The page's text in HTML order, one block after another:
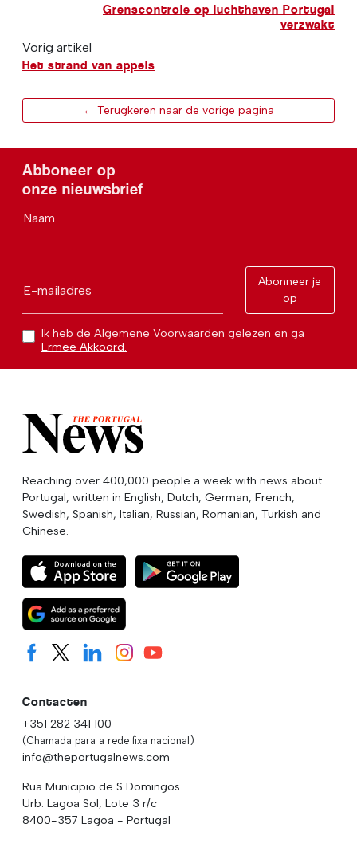
Grenscontrole op luchthaven Portugal
verzwakt
Vorig artikel
Het strand van appels
← Terugkeren naar de vorige pagina
Abboneer op
onze nieuwsbrief
Naam
E-mailadres
Abonneer je
op
Ik heb de Algemene Voorwaarden gelezen en ga
Ermee Akkoord.
Reaching over 400,000 people a week with news about
Portugal, written in English, Dutch, German, French,
Swedish, Spanish, Italian, Russian, Romanian, Turkish and
Chinese.
Contacten
+351 282 341 100
(Chamada para a rede fixa nacional)
info@theportugalnews.com
Rua Municipio de S Domingos
Urb. Lagoa Sol, Lote 3 r/c
8400-357 Lagoa - Portugal